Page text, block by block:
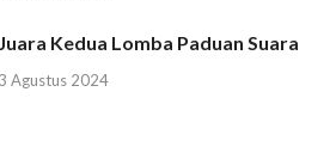
Juara Kedua Lomba Paduan Suara
3 Agustus 2024